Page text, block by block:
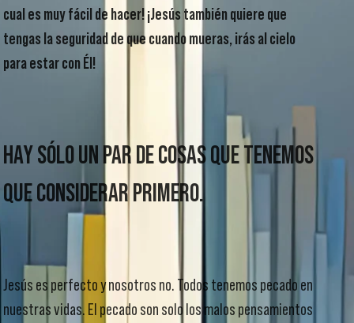
cual es muy fácil de hacer! ¡Jesús también quiere que
tengas la seguridad de que cuando mueras, irás al cielo
para estar con Él!
HAY SÓLO UN PAR DE COSAS QUE TENEMOS
QUE CONSIDERAR PRIMERO.
Jesús es perfecto y nosotros no. Todos tenemos pecado en
nuestras vidas. El pecado son solo los malos pensamientos